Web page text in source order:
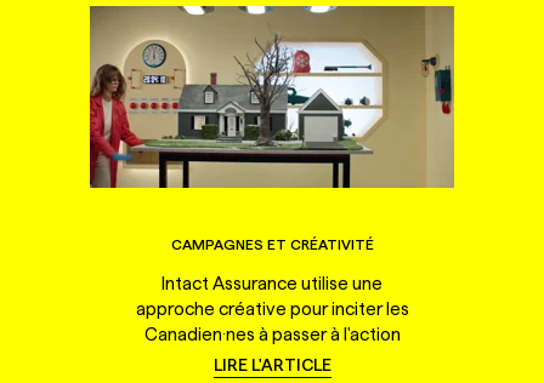
CAMPAGNES ET CRÉATIVITÉ
Intact Assurance utilise une
approche créative pour inciter les
Canadien·nes à passer à l'action
LIRE L'ARTICLE